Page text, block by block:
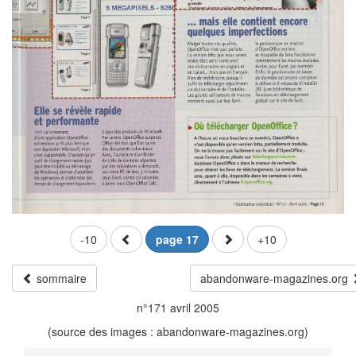
-10 page 17 +10
sommaire
abandonware-magazines.org
n°171 avril 2005
(source des images : abandonware-magazines.org)